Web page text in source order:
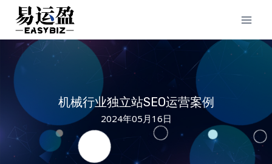
content
机械行业独立站SEO运营案例
2024年05月16日